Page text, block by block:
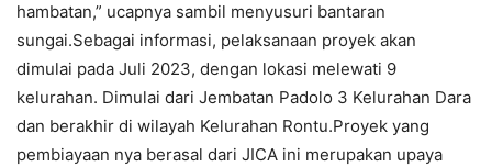
hambatan,” ucapnya sambil menyusuri bantaran
sungai.Sebagai informasi, pelaksanaan proyek akan
dimulai pada Juli 2023, dengan lokasi melewati 9
kelurahan. Dimulai dari Jembatan Padolo 3 Kelurahan Dara
dan berakhir di wilayah Kelurahan Rontu.Proyek yang
pembiayaan nya berasal dari JICA ini merupakan upaya